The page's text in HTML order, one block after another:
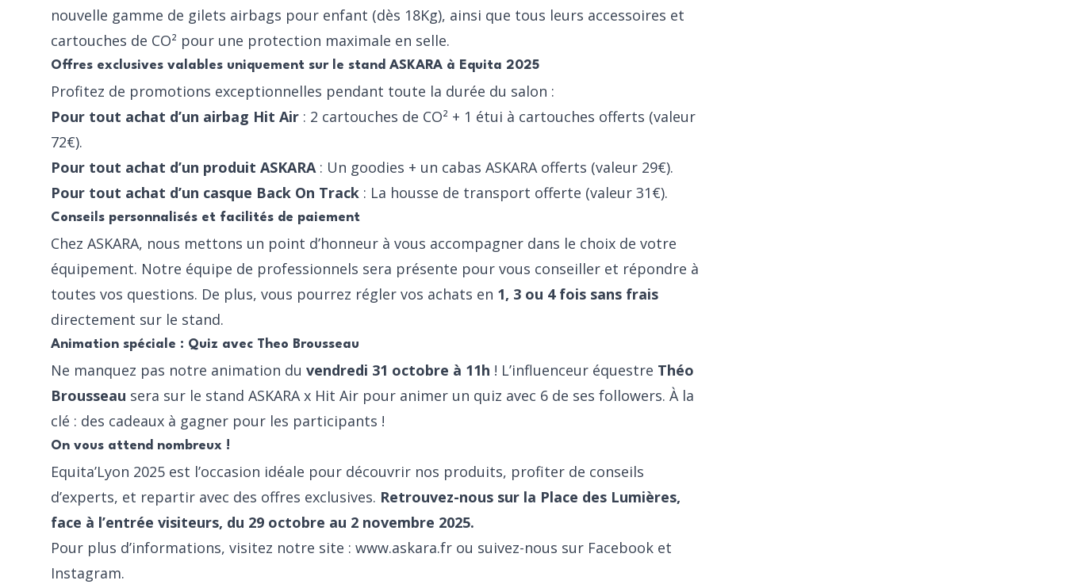
nouvelle gamme de gilets airbags pour enfant (dès 18Kg), ainsi que tous leurs accessoires et
cartouches de CO² pour une protection maximale en selle.
Offres exclusives valables uniquement sur le stand ASKARA à Equita 2025
Profitez de promotions exceptionnelles pendant toute la durée du salon :
Pour tout achat d’un airbag Hit Air : 2 cartouches de CO² + 1 étui à cartouches offerts (valeur
72€).
Pour tout achat d’un produit ASKARA: Un goodies + un cabas ASKARA offerts (valeur 29€).
Pour tout achat d’un casque Back On Track : La housse de transport offerte (valeur 31€).
Conseils personnalisés et facilités de paiement
Chez ASKARA, nous mettons un point d’honneur à vous accompagner dans le choix de votre
équipement. Notre équipe de professionnels sera présente pour vous conseiller et répondre à
toutes vos questions. De plus, vous pourrez régler vos achats en 1, 3 ou 4 fois sans frais
directement sur le stand.
Animation spéciale : Quiz avec Theo Brousseau
Ne manquez pas notre animation du vendredi 31 octobre à 11h ! L’influenceur équestre Théo
Brousseau sera sur le stand ASKARA x Hit Air pour animer un quiz avec 6 de ses followers. À la
clé : des cadeaux à gagner pour les participants !
On vous attend nombreux !
Equita’Lyon 2025 est l’occasion idéale pour découvrir nos produits, profiter de conseils
d’experts, et repartir avec des offres exclusives. Retrouvez-nous sur la Place des Lumières,
face à l’entrée visiteurs, du 29 octobre au 2 novembre 2025.
Pour plus d’informations, visitez notre site : www.askara.fr ou suivez-nous sur Facebook et
Instagram.
1er fois chez nous ? Recevez 5% de remise sur votre
Je m'inscris